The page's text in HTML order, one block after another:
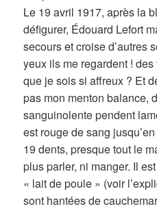
Le 19 avril 1917, après la
défigurer, Édouard Lefort
secours et croise d’autres
yeux ils me regardent !
que je sois si affreux ? Et
pas mon menton balance,
sanguinolente pendent
est rouge de sang
19 dents, presque tout le
plus parler, ni manger. Il
« lait de poule » (voir
sont hantées de